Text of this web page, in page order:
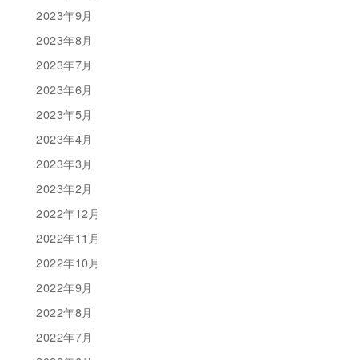
2023年9月
2023年8月
2023年7月
2023年6月
2023年5月
2023年4月
2023年3月
2023年2月
2022年12月
2022年11月
2022年10月
2022年9月
2022年8月
2022年7月